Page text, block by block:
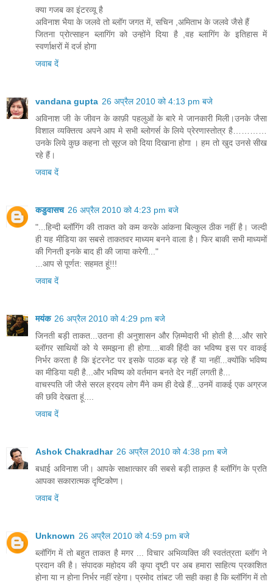
क्या गजब का इंटरव्यू है
अविनाश भैया के जलवे तो ब्लॉग जगत में, सचिन ,अमिताभ के जलवे जैसे हैं
जितना प्रोत्साहन ब्लागिंग को उन्होंने दिया है ,वह ब्लागिंग के इतिहास में
स्वर्णाक्षरों में दर्ज होगा
जवाब दें
vandana gupta 26 अप्रैल 2010 को 4:13 pm बजे
अविनाश जी के जीवन के काफ़ी पहलुओं के बारे मे जानकारी मिली।उनके जैसा
विशाल व्यक्तित्व अपने आप मे सभी ब्लोगर्स के लिये प्रेरणास्तोत्र है…………
उनके लिये कुछ कहना तो सूरज को दिया दिखाना होगा । हम तो खुद उनसे सीख
रहे हैं।
जवाब दें
कडुवासच 26 अप्रैल 2010 को 4:23 pm बजे
"...हिन्‍दी ब्‍लॉगिंग की ताकत को कम करके आंकना बिल्‍कुल ठीक नहीं है। जल्‍दी
ही यह मीडिया का सबसे ताकतवर माध्‍यम बनने वाला है। फिर बाकी सभी माध्‍यमों
की गिनती इनके बाद ही की जाया करेगी..."
...आप से पूर्णत: सहमत हूं!!!
जवाब दें
मयंक 26 अप्रैल 2010 को 4:29 pm बजे
जिनती बड़ी ताकत...उतना ही अनुशासन और ज़िम्मेदारी भी होती है....और सारे
ब्लॉगर साथियों को ये समझना ही होगा....बाकी हिंदी का भविष्य इस पर वाकई
निर्भर करता है कि इंटरनेट पर इसके पाठक बड़ रहे हैं या नहीं...क्योंकि भविष्य
का मीडिया यही है...और भविष्य को वर्तमान बनते देर नहीं लगती है...
वाचस्पति जी जैसे सरल ह्रदय लोग मैंने कम ही देखे हैं...उनमें वाकई एक अग्रज
की छवि देखता हूं....
जवाब दें
Ashok Chakradhar 26 अप्रैल 2010 को 4:38 pm बजे
बधाई अविनाश जी। आपके साक्षात्कार की सबसे बड़ी ताक़त है ब्लॉगिंग के प्रति
आपका सकारात्मक दृष्टिकोण।
जवाब दें
Unknown 26 अप्रैल 2010 को 4:59 pm बजे
ब्लॉगिंग में तो बहुत ताकत है मगर ... विचार अभिव्यक्ति की स्वतंत्रता ब्लॉग ने
प्रदान की है। संपादक महोदय की कृपा दृष्टी पर अब हमारा साहित्य प्रकाशित
होना या न होना निर्भर नहीं रहेगा। प्रमोद तांबट जी सही कहा है कि ब्लॉगिंग में तो